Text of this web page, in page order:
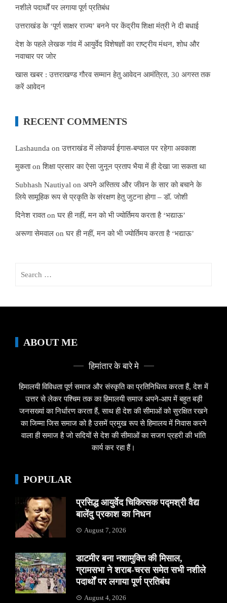
नशीले पदार्थों पर लगाया पूर्ण प्रतिबंध
उत्तराखंड के ‘पूर्ण साक्षर राज्य’ बनने पर केंद्रीय शिक्षा मंत्री ने दी बधाई
देश के पहले लेखक गांव में आयुर्वेद विशेषज्ञों का राष्ट्रीय मंथन, शोध और
नवाचार पर जोर
खास खबर : उत्तराखण्ड गौरव सम्मान हेतु आवेदन आमंत्रित, 30 अगस्त तक
करें आवेदन
RECENT COMMENTS
Lashaunda onउत्तराखंड में लोकपर्व ईगास-बग्वाल पर रहेगा अवकाश
मुकताonशिक्षा प्रसार का ऐसा जुनून प्रताप भैया में ही देखा जा सकता था
Subhash Nautiyal on अपने अस्तित्व और जीवन के सार को बचाने के
लिये सामूहिक रूप से प्रकृति के संरक्षण हेतु जुटना होगा – डॉ. जोशी
दिनेश रावतonघर ही नहीं, मन को भी ज्योर्तिमय करता है ‘भद्याऊ’
अरूणा सेमवाल onघर ही नहीं, मन को भी ज्योर्तिमय करता है ‘भद्याऊ’
ABOUT ME
हिमांतार के बारे मे
हिमालयी विविधता पूर्ण समाज और संस्कृति का प्रतिनिधित्व करता हैं, देश में
उत्तर से लेकर पश्चिम तक का हिमालयी समाज अपने-आप में बहुत बड़ी
जनसख्यां का निर्धारण करता हैं, साथ ही देश की सीमाओं को सुरक्षित रखने
का जिम्मा जिस समाज को है उसमें प्रमुख रूप से हिमालय में निवास करने
वाला ही समाज है जो सदियों से देश की सीमाओं का सजग प्रहरी की भांति
कार्य कर रहा हैं।
POPULAR
प्रसिद्ध आयुर्वेद चिकित्सक पद्मश्री वैद्य
बालेंदु प्रकाश का निधन
August 7, 2026
डाटमीर बना नशामुक्ति की मिसाल,
ग्रामसभा ने शराब-चरस समेत सभी नशीले
पदार्थों पर लगाया पूर्ण प्रतिबंध
August 4, 2026